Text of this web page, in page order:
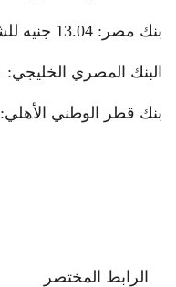
بنك مصر: 13.04 جنيه للشراء، و13.05 للبيع.
البنك المصري الخليجي: 13.01 جنيه للشراء، و13.05 للبيع.
بنك قطر الوطني الأهلي: 13.02 جنيه للشراء، و13.05 للبيع.
الرابط المختصر